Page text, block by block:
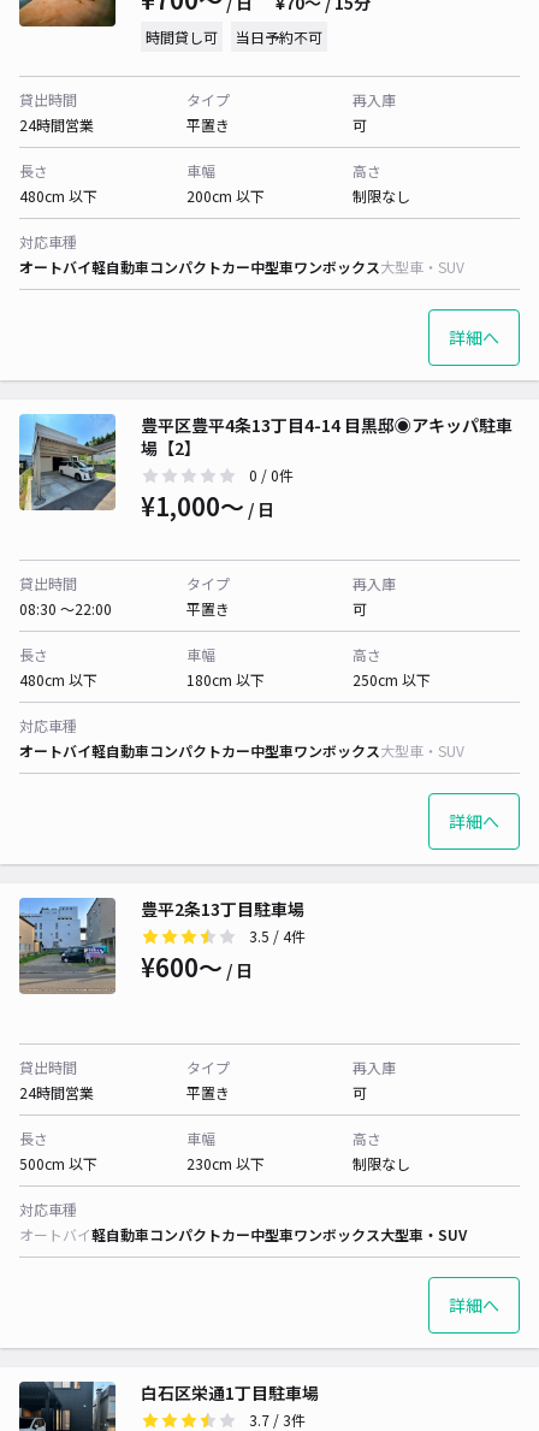
時間貸し可 当日予約不可
貸出時間
24時間営業
タイプ
平置き
再入庫
可
長さ
480cm 以下
車幅
200cm 以下
高さ
制限なし
対応車種
オートバイ軽自動車コンパクトカー中型車ワンボックス大型車・SUV
詳細へ
豊平区豊平4条13丁目4-14 目黒邸◉アキッパ駐車
場【2】
0 / 0件
¥1,000〜 / 日
貸出時間
08:30 〜22:00
タイプ
平置き
再入庫
可
長さ
480cm 以下
車幅
180cm 以下
高さ
250cm 以下
対応車種
オートバイ軽自動車コンパクトカー中型車ワンボックス大型車・SUV
詳細へ
豊平2条13丁目駐車場
3.5 / 4件
¥600〜 / 日
貸出時間
24時間営業
タイプ
平置き
再入庫
可
長さ
500cm 以下
車幅
230cm 以下
高さ
制限なし
対応車種
オートバイ軽自動車コンパクトカー中型車ワンボックス大型車・SUV
詳細へ
白石区栄通1丁目駐車場
3.7 / 3件